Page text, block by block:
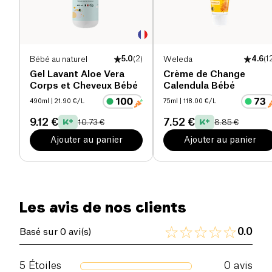
Bébé au naturel 5.0(2)
Gel Lavant Aloe Vera
Corps et Cheveux Bébé
490ml | 21.90 €/L
9.12 € 10.73 €
Ajouter au panier
Weleda 4.6(
Crème de Change
Calendula Bébé
75ml | 118.00 €/L
7.52 € 8.85 €
Ajouter au panier
parfum doux 100% naturel, mêlant les notes suaves
fleur d'oranger
éveille les sens tout en enveloppant bébé d'une
Cut By Fred est un choix privilégié pour les
parents soucieux de la qualité et de la naturalité
des produits de soin pour leur enfant.
Les avis de nos clients
Basé sur 0 avi(s) 0.0
5 Étoiles 0 avis